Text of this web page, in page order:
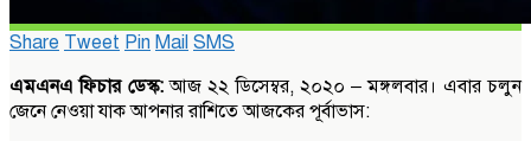
Share Tweet Pin Mail SMS
এমএনএ ফিচার ডেস্ক:আজ ২২ ডিসেম্বর, ২০২০ – মঙ্গলবার। এবার চলুন
জেনে নেওয়া যাক আপনার রাশিতে আজকের পূর্বাভাস: